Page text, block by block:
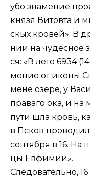
убо зна­ме­ние
кня­зя Ви­то­вта и
скых кро­вей». В
нии на чу­дес­ное
ся: «В ле­то 6934
ме­ние от ико­ны
мене озе­ре, у
пра­ва­го ока, и на
пу­ти шла кровь,
в Псков
сен­тяб­ря в 16. На
цы Ев­фи­мии».
Сле­до­ва­тель­но,